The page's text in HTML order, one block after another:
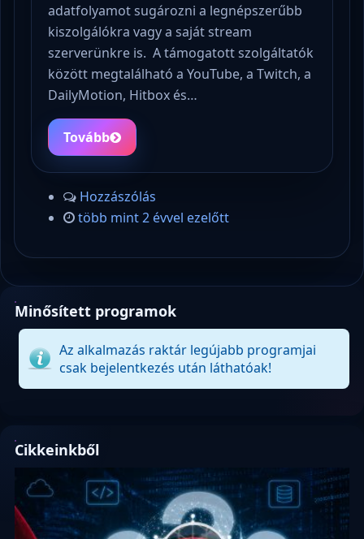
adatfolyamot sugározni a legnépszerűbb
kiszolgálókra vagy a saját stream
szerverünkre is. A támogatott szolgáltatók
között megtalálható a YouTube, a Twitch, a
DailyMotion, Hitbox és…
Tovább
Hozzászólás
több mint 2 évvel ezelőtt
Minősített programok
Az alkalmazás raktár legújabb programjai
csak bejelentkezés után láthatóak!
Cikkeinkből